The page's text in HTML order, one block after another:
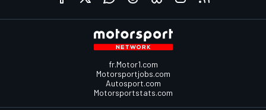
fr.Motor1.com
Motorsportjobs.com
Autosport.com
Motorsportstats.com